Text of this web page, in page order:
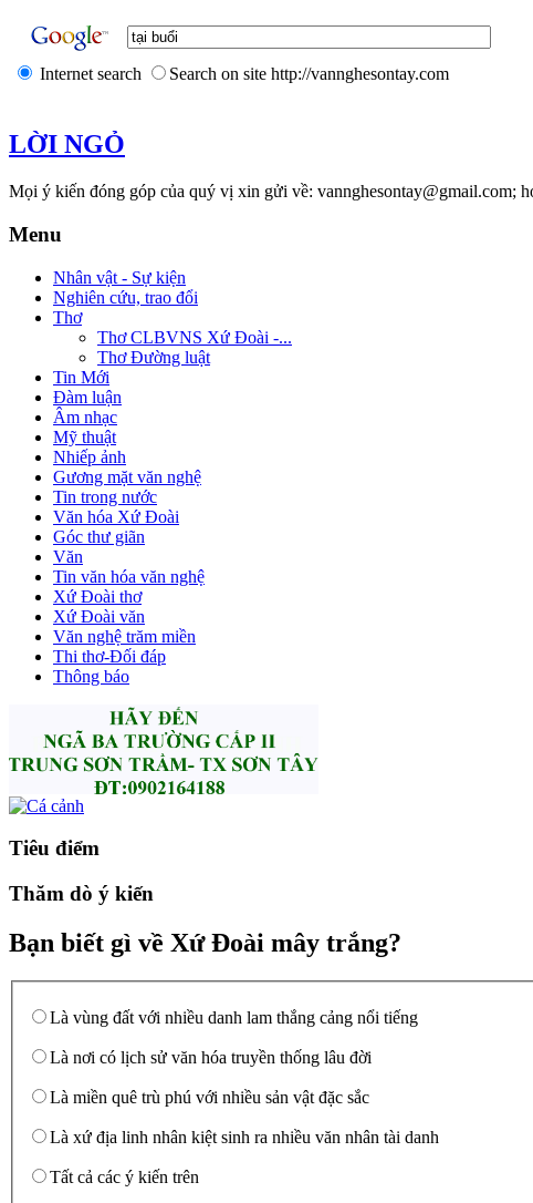
Internet search Search on site http://vannghesontay.com
LỜI NGỎ
Mọi ý kiến đóng góp của quý vị xin gửi về: vannghesontay@gmail.com;
Menu
Nhân vật - Sự kiện
Nghiên cứu, trao đổi
Thơ
Thơ CLBVNS Xứ Đoài -...
Thơ Đường luật
Tin Mới
Đàm luận
Âm nhạc
Mỹ thuật
Nhiếp ảnh
Gương mặt văn nghệ
Tin trong nước
Văn hóa Xứ Đoài
Góc thư giãn
Văn
Tin văn hóa văn nghệ
Xứ Đoài thơ
Xứ Đoài văn
Văn nghệ trăm miền
Thi thơ-Đối đáp
Thông báo
Tiêu điểm
Thăm dò ý kiến
Bạn biết gì về Xứ Đoài mây trắng?
Là vùng đất với nhiều danh lam thắng cảng nổi tiếng
Là nơi có lịch sử văn hóa truyền thống lâu đời
Là miền quê trù phú với nhiều sản vật đặc sắc
Là xứ địa linh nhân kiệt sinh ra nhiều văn nhân tài danh
Tất cả các ý kiến trên